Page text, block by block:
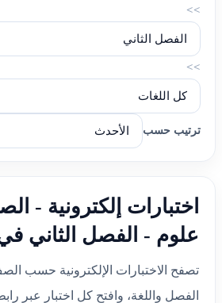
>>
>>
ترتيب حسب
اختبارات إلكترونية -
علوم - الفصل الثاني
تصفح الاختبارات الإلكترونية حسب
الفصل واللغة، وافتح كل اختبار عبر